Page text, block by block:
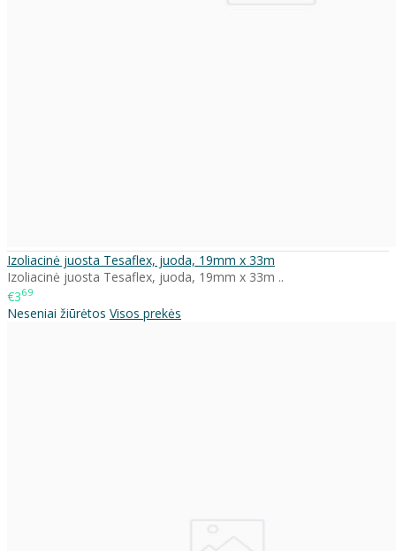
Izoliacinė juosta Tesaflex, juoda, 19mm x 33m
Izoliacinė juosta Tesaflex, juoda, 19mm x 33m ..
€369
Neseniai žiūrėtos Visos prekės